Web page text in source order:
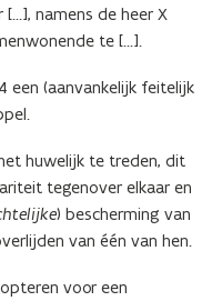
namens de heer X
te […].
een (aanvankelijk feitelijk
huwelijk te treden, dit
tegenover elkaar en
) bescherming van
van één van hen.
voor een